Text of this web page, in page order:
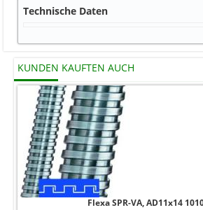
Technische Daten
KUNDEN KAUFTEN AUCH
Flexa SPR-VA, AD11x14